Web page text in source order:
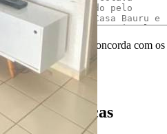
Mensagem
Ao ENVIAR você concorda com os
Privacidade
Enviar Indicação
Características